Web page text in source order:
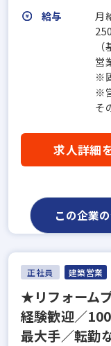
給与
月
営
※
※
そ
求人詳細
この企業
正社員 建築営業
★リフォーム
経験歓迎／
最大手／転勤